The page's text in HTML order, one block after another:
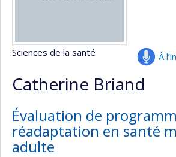
À
Sciences de la santé
Catherine Briand
Évaluation de
réadaptation en santé
adulte